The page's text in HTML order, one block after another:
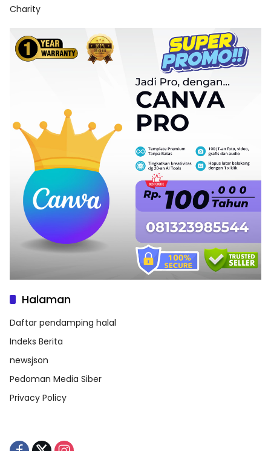
Charity
Halaman
Daftar pendamping halal
Indeks Berita
newsjson
Pedoman Media Siber
Privacy Policy